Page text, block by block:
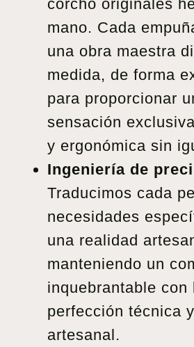
corcho originales
mano. Cada
una obra maestra
medida, de forma
para proporcionar
sensación
y ergonómica sin
Ingeniería de
Traducimos cada
necesidades
una realidad
manteniendo un
inquebrantable con
perfección técnica
artesanal.